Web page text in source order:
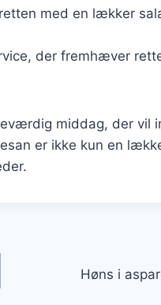
med en lækker
der fremhæver
middag, der vil
er ikke kun en
Høns i